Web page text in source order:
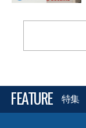
FEATURE 特集